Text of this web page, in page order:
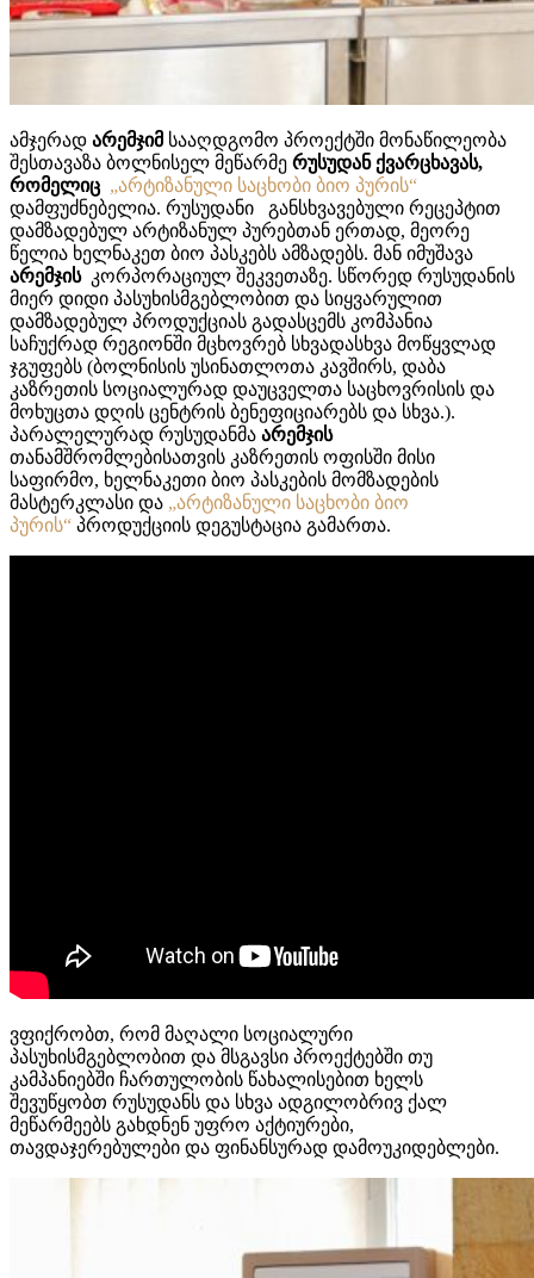
ამჯერად არემჯიმ სააღდგომო პროექტში მონაწილეობა
შესთავაზა ბოლნისელ მეწარმე რუსუდან ქვარცხავას,
რომელიც „არტიზანული საცხობი ბიო პურის“
დამფუძნებელია. რუსუდანი განსხვავებული რეცეპტით
დამზადებულ არტიზანულ პურებთან ერთად, მეორე
წელია ხელნაკეთ ბიო პასკებს ამზადებს. მან იმუშავა
არემჯის კორპორაციულ შეკვეთაზე. სწორედ რუსუდანის
მიერ დიდი პასუხისმგებლობით და სიყვარულით
დამზადებულ პროდუქციას გადასცემს კომპანია
საჩუქრად რეგიონში მცხოვრებ სხვადასხვა მოწყვლად
ჯგუფებს (ბოლნისის უსინათლოთა კავშირს, დაბა
კაზრეთის სოციალურად დაუცველთა საცხოვრისის და
მოხუცთა დღის ცენტრის ბენეფიციარებს და სხვა.).
პარალელურად რუსუდანმა არემჯის
თანამშრომლებისათვის კაზრეთის ოფისში მისი
საფირმო, ხელნაკეთი ბიო პასკების მომზადების
მასტერკლასი და „არტიზანული საცხობი ბიო
პურის“ პროდუქციის დეგუსტაცია გამართა.
ვფიქრობთ, რომ მაღალი სოციალური
პასუხისმგებლობით და მსგავსი პროექტებში თუ
კამპანიებში ჩართულობის წახალისებით ხელს
შევუწყობთ რუსუდანს და სხვა ადგილობრივ ქალ
მეწარმეებს გახდნენ უფრო აქტიურები,
თავდაჯერებულები და ფინანსურად დამოუკიდებლები.